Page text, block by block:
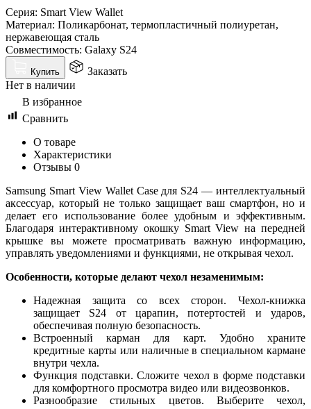
Серия: Smart View Wallet
Материал: Поликарбонат, термопластичный полиуретан,
нержавеющая сталь
Совместимость: Galaxy S24
Купить
Заказать
Нет в наличии
В избранное
Сравнить
О товаре
Характеристики
Отзывы 0
Samsung Smart View Wallet Case для S24 — интеллектуальный
аксессуар, который не только защищает ваш смартфон, но и
делает его использование более удобным и эффективным.
Благодаря интерактивному окошку Smart View на передней
крышке вы можете просматривать важную информацию,
управлять уведомлениями и функциями, не открывая чехол.
Особенности, которые делают чехол незаменимым:
Надежная защита со всех сторон. Чехол-книжка
защищает S24 от царапин, потертостей и ударов,
обеспечивая полную безопасность.
Встроенный карман для карт. Удобно храните
кредитные карты или наличные в специальном кармане
внутри чехла.
Функция подставки. Сложите чехол в форме подставки
для комфортного просмотра видео или видеозвонков.
Разнообразие стильных цветов. Выберите чехол,